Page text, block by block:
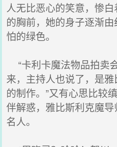
人无比恶心的笑意，惨
的胸前，她的身子逐渐
怕的绿色。
“卡利卡魔法物品拍卖
来，主持人也说了，是
的制作。”又有心思比较
伴解惑，雅比斯利克魔
名人。